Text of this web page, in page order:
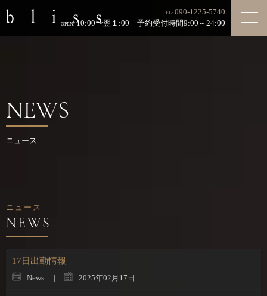
TEL: 090-1225-5740
OPEN:10:00〜翌１:00 予約受付時間9:00～24:00
NEWS
ニュース
ニュース
17日出勤情報
News 2025年02月17日